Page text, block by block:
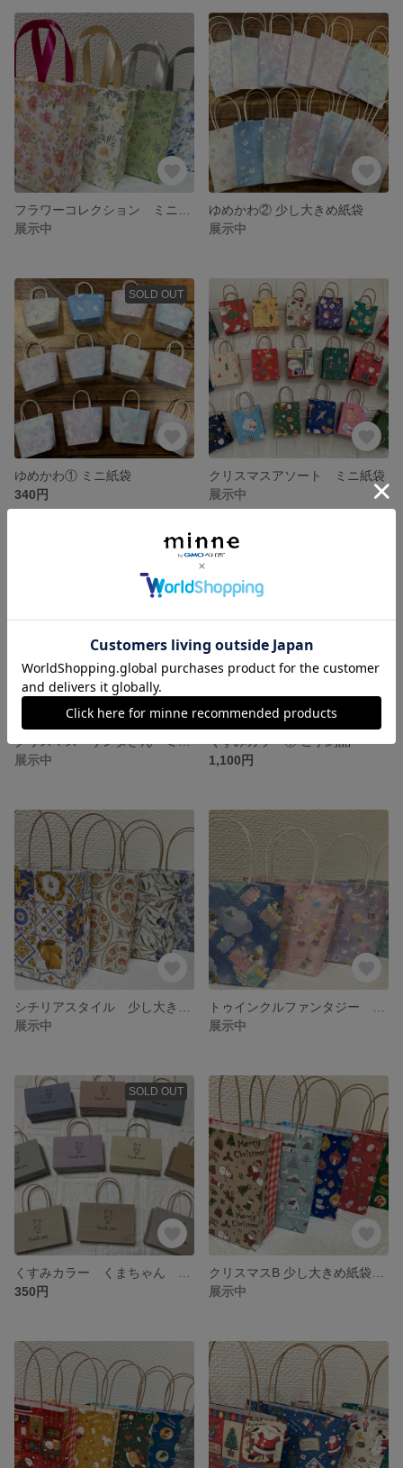
展示中
ゆめかわ② 少し大きめ紙袋
展示中
SOLD OUT
ゆめかわ① ミニ紙袋
340円
クリスマスアソート ミニ紙袋
展示中
クリスマス サンタさん ミニ紙袋
展示中
くすみカラー① ご予約品
1,100円
展示中
展示中
SOLD OUT
350円
展示中